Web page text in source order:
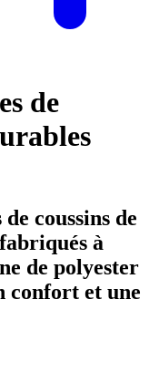
de
coussins de
à
de polyester
confort et une